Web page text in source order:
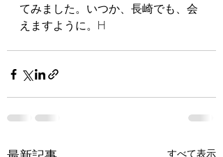
てみました。いつか、長崎でも、会
えますように。H
すべて表示